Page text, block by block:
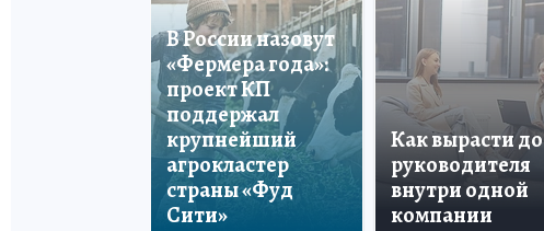
В России назовут
«Фермера года»:
проект КП
поддержал
крупнейший
агрокластер
страны «Фуд
Сити»
Как вырасти до
руководителя
внутри одной
компании